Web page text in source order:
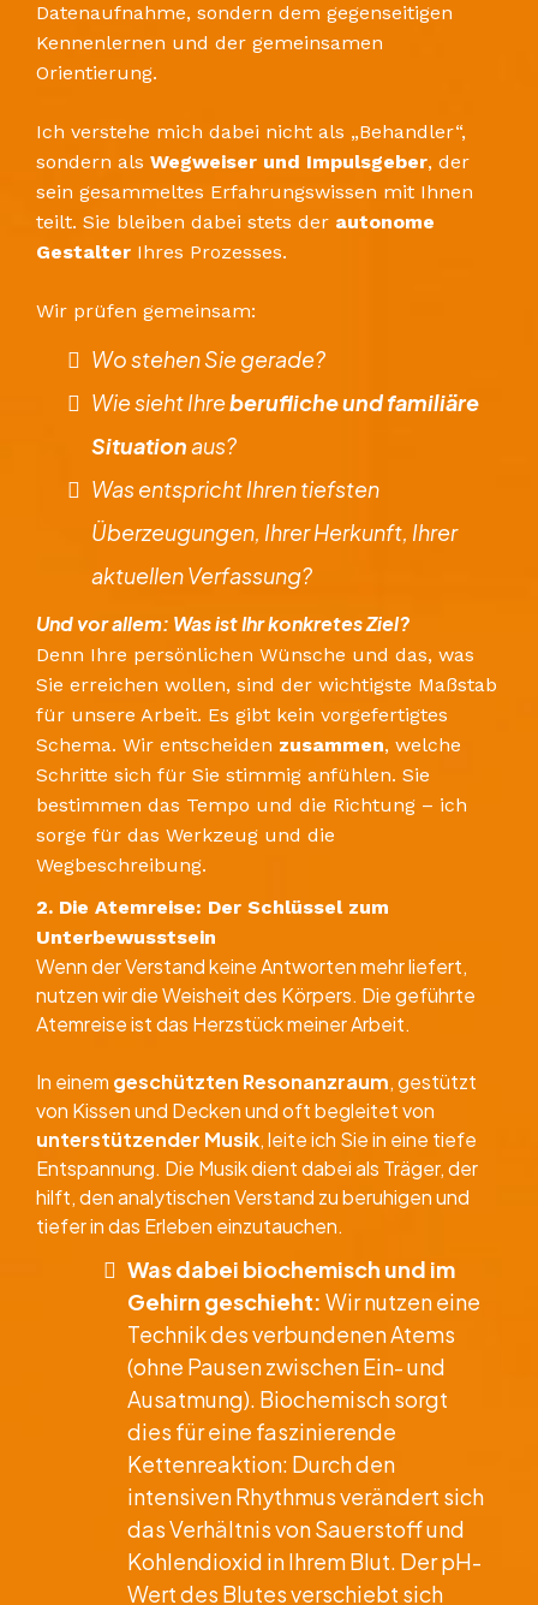
Datenaufnahme, sondern dem gegenseitigen
Kennenlernen und der gemeinsamen
Orientierung.
Ich verstehe mich dabei nicht als „Behandler“,
sondern als Wegweiser und Impulsgeber, der
sein gesammeltes Erfahrungswissen mit Ihnen
teilt. Sie bleiben dabei stets der autonome
Gestalter Ihres Prozesses.
​Wir prüfen gemeinsam:
​Wo stehen Sie gerade?
​Wie sieht Ihreberufliche und familiäre
Situationaus?
​Was entspricht Ihren tiefsten
Überzeugungen, Ihrer Herkunft, Ihrer
aktuellen Verfassung?
Und vor allem: Was ist Ihr konkretes Ziel?
Denn Ihre persönlichen Wünsche und das, was
Sie erreichen wollen, sind der wichtigste Maßstab
für unsere Arbeit. Es gibt kein vorgefertigtes
Schema. Wir entscheiden zusammen, welche
Schritte sich für Sie stimmig anfühlen. Sie
bestimmen das Tempo und die Richtung – ich
sorge für das Werkzeug und die
Wegbeschreibung.
​2. Die Atemreise: Der Schlüssel zum
Unterbewusstsein
​Wenn der Verstand keine Antworten mehr liefert,
nutzen wir die Weisheit des Körpers. Die geführte
Atemreise ist das Herzstück meiner Arbeit.
In einem geschützten Resonanzraum, gestützt
von Kissen und Decken und oft begleitet von
unterstützender Musik, leite ich Sie in eine tiefe
Entspannung. Die Musik dient dabei als Träger, der
hilft, den analytischen Verstand zu beruhigen und
tiefer in das Erleben einzutauchen.
Was dabei biochemisch und im
Gehirn geschieht: Wir nutzen eine
Technik des verbundenen Atems
(ohne Pausen zwischen Ein- und
Ausatmung). Biochemisch sorgt
dies für eine faszinierende
Kettenreaktion: Durch den
intensiven Rhythmus verändert sich
das Verhältnis von Sauerstoff und
Kohlendioxid in Ihrem Blut. Der pH-
Wert des Blutes verschiebt sich